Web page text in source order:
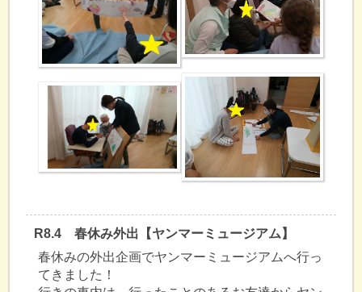
R8.4 春休み外出【ヤンマーミュージアム】
春休みの外出企画でヤンマーミュージアムへ行っ
てきました！